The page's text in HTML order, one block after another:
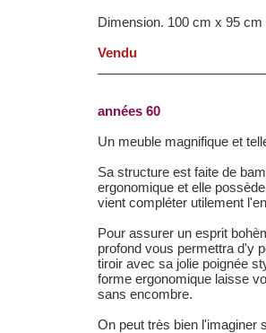
Dimension. 100 cm x 95 cm
Vendu
années 60
Un meuble magnifique et
Sa structure est faite de
ergonomique et elle
vient compléter utilement
Pour assurer un esprit
profond vous permettra d'y
tiroir avec sa jolie poignée
forme ergonomique laisse
sans encombre.
On peut très bien l'imaginer